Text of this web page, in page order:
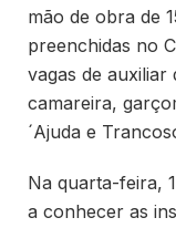
mão de obra de
preenchidas no
vagas de auxiliar
camareira,
´Ajuda e
Na quarta-feira,
a conhecer as